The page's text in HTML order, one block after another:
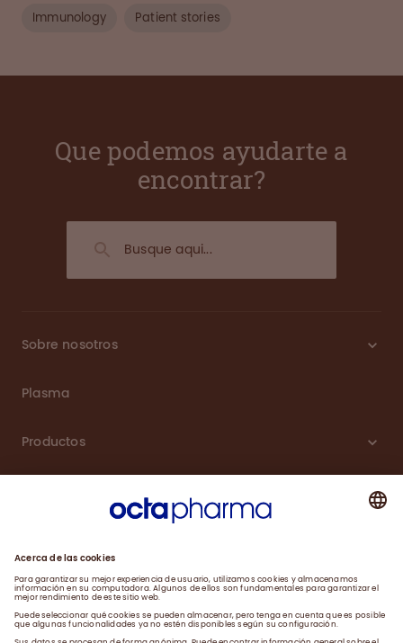
Immunology Patient stories
Que podemos ayudarte a
encontrar?
Sobre nosotros
Plasma
Productos
Noticias